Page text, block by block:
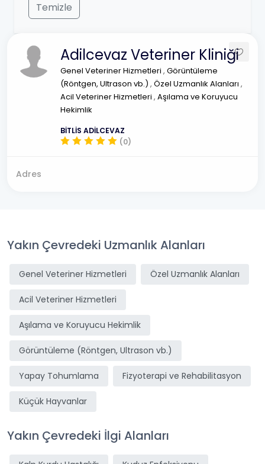
Temizle
Adilcevaz Veteriner Kliniği
Genel Veteriner Hizmetleri , Görüntüleme
(Röntgen, Ultrason vb.) , Özel Uzmanlık Alanları ,
Acil Veteriner Hizmetleri , Aşılama ve Koruyucu
Hekimlik
BİTLİS ADİLCEVAZ
(0)
Adres
Yakın Çevredeki Uzmanlık Alanları
Genel Veteriner Hizmetleri Özel Uzmanlık Alanları
Acil Veteriner Hizmetleri
Aşılama ve Koruyucu Hekimlik
Görüntüleme (Röntgen, Ultrason vb.)
Yapay Tohumlama Fizyoterapi ve Rehabilitasyon
Küçük Hayvanlar
Yakın Çevredeki İlgi Alanları